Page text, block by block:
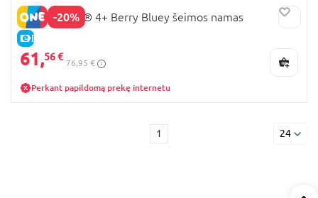
-20%
E-KAINA
11203 LEGO® 4+ Berry Bluey šeimos namas
61,56 €
76,95 €
Perkant papildomą prekę internetu
1 24